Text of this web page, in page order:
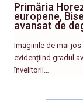
Primăria
europene,
avansat de
Imaginile de mai
evidențiind gradul
învelitorii…